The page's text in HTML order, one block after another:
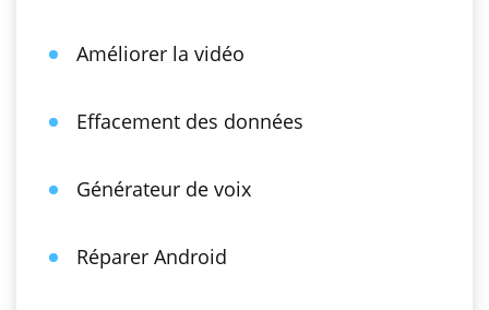
Améliorer la vidéo
Effacement des données
Générateur de voix
Réparer Android